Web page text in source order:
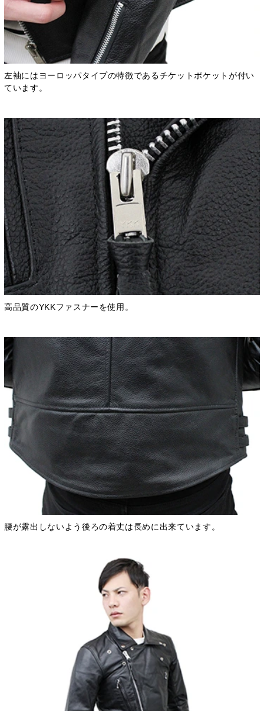
左袖にはヨーロッパタイプの特徴であるチケットポケットが付い
ています。
高品質のYKKファスナーを使用。
腰が露出しないよう後ろの着丈は長めに出来ています。